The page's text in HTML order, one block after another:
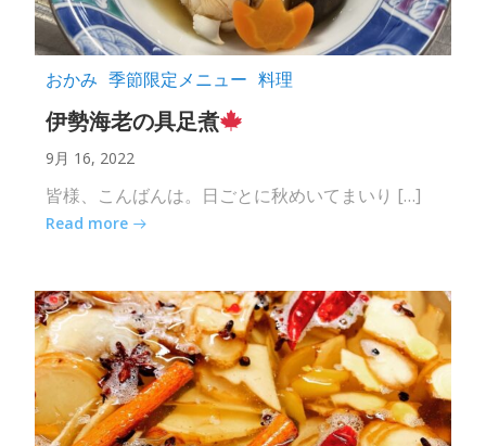
おかみ 季節限定メニュー 料理
伊勢海老の具足煮
9月 16, 2022
皆様、こんばんは。日ごとに秋めいてまいり […]
Read more